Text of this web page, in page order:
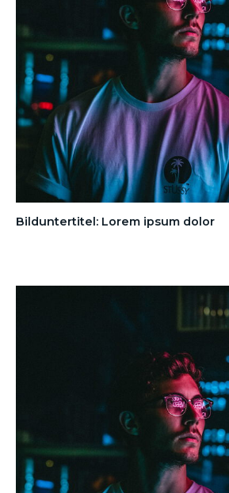
Bilduntertitel: Lorem ipsum dolor